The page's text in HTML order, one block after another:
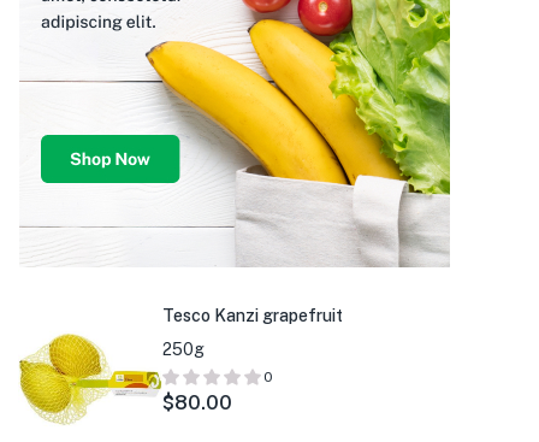
Tesco Kanzi grapefruit
250g
0
$80.00